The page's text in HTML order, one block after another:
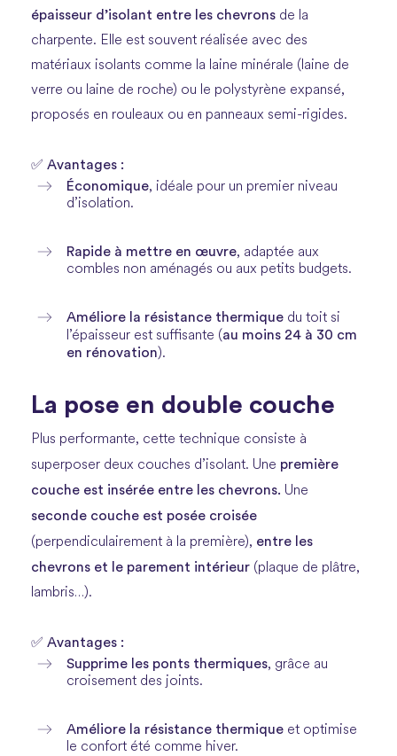
épaisseur d’isolant entre les chevrons de la
charpente. Elle est souvent réalisée avec des
matériaux isolants comme la laine minérale (laine de
verre ou laine de roche) ou le polystyrène expansé,
proposés en rouleaux ou en panneaux semi-rigides.
✅ Avantages :
Économique, idéale pour un premier niveau
d’isolation.
Rapide à mettre en œuvre, adaptée aux
combles non aménagés ou aux petits budgets.
Améliore la résistance thermique du toit si
l’épaisseur est suffisante (au moins 24 à 30 cm
en rénovation).
La pose en double couche
Plus performante, cette technique consiste à
superposer deux couches d’isolant. Une première
couche est insérée entre les chevrons. Une
seconde couche est posée croisée
(perpendiculairement à la première), entre les
chevrons et le parement intérieur (plaque de plâtre,
lambris…).
✅ Avantages :
Supprime les ponts thermiques, grâce au
croisement des joints.
Améliore la résistance thermique et optimise
le confort été comme hiver.